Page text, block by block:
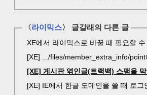
〈라이믹스〉 글갈래의 다른 글
XE에서 라이믹스로 바꿀 때 필요할
[XE] .../files/member_extra_info/
[XE] 게시판 엮인글(트랙백) 스팸을
[XE] IE에서 한글 도메인을 쓸 때 로